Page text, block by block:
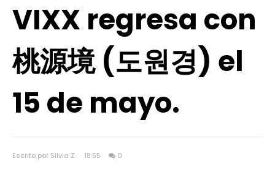
VIXX regresa con
桃源境 (도원경) el
15 de mayo.
Escrito por Silvia Z. 18:55 0